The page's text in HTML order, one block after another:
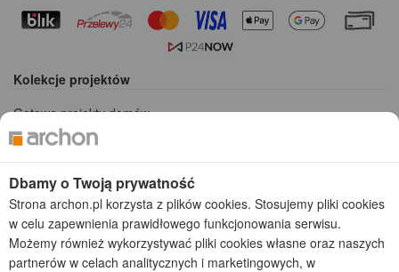
Kolekcje projektów
Gotowe projekty domów
Projekty domów tanich w budowie
Projekty domów szeregowych
Projekty domów wielorodzinnych
Projekty domów bliźniaczych
Projekty domów nowoczesnych
Projekty domów parterowych
Dbamy o Twoją prywatność
Strona archon.pl korzysta z plików cookies. Stosujemy pliki cookies
w celu zapewnienia prawidłowego funkcjonowania serwisu.
Możemy również wykorzystywać pliki cookies własne oraz naszych
partnerów w celach analitycznych i marketingowych, w